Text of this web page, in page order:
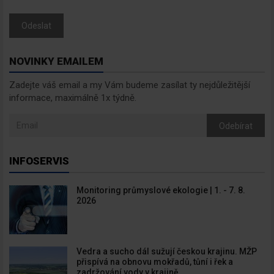
Odeslat
NOVINKY EMAILEM
Zadejte váš email a my Vám budeme zasílat ty nejdůležitější
informace, maximálně 1x týdně.
Odebírat
INFOSERVIS
Monitoring průmyslové ekologie | 1. - 7. 8.
2026
Vedra a sucho dál sužují českou krajinu. MŽP
přispívá na obnovu mokřadů, tůní i řek a